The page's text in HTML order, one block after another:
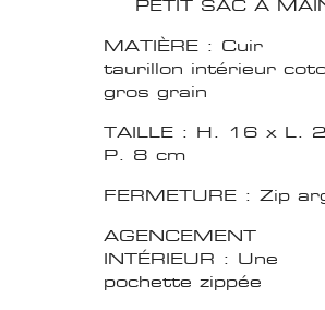
PETIT SAC À
MATIÈRE : Cuir
taurillon intérieur
gros grain
TAILLE : H. 16 x L.
P. 8 cm
FERMETURE : Zip
AGENCEMENT
INTÉRIEUR : Une
pochette zippée